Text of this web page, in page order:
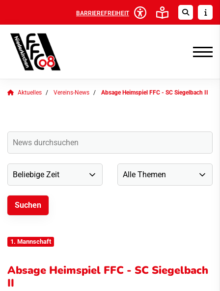
BARRIEREFREIHEIT
Aktuelles Vereins-News Absage Heimspiel FFC - SC Siegelbach II
1. Mannschaft
Absage Heimspiel FFC - SC Siegelbach
II